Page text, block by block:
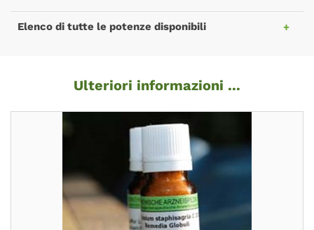
Elenco di tutte le potenze disponibili
Ulteriori informazioni ...